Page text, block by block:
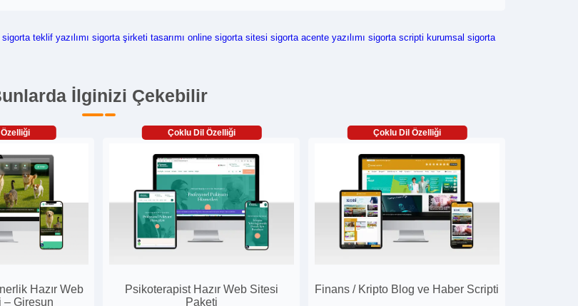
sigorta teklif yazılımı sigorta şirketi tasarımı online sigorta sitesi sigorta acente yazılımı sigorta scripti kurumsal sigorta
İlginizi Çekebilir
Hazır Web
– Giresun
Çoklu Dil Özelliği
Psikoterapist Hazır Web Sitesi
Paketi
Çoklu Dil Özelliği
Finans / Kripto Blog ve Haber Scripti